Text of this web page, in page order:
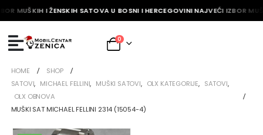
MUŠKIH I ŽENSKIH SATOVA U BOSNI I HERCEGOVINI NAJVEĆI IZBOR
0
HOME
SHOP
SATOVI, MICHAEL FELLINI, MUŠKI SATOVI, OLX KATEGORIJE, SATOVI,
OLX OBNOVA
MUŠKI SAT MICHAEL FELLINI 2314 (15054-4)